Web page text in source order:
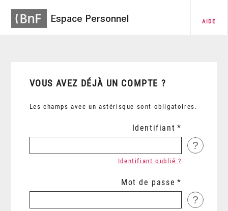
Espace Personnel AIDE
VOUS AVEZ DÉJÀ UN COMPTE ?
Les champs avec un astérisque sont obligatoires.
Identifiant
?
Identifiant oublié ?
Mot de passe
?